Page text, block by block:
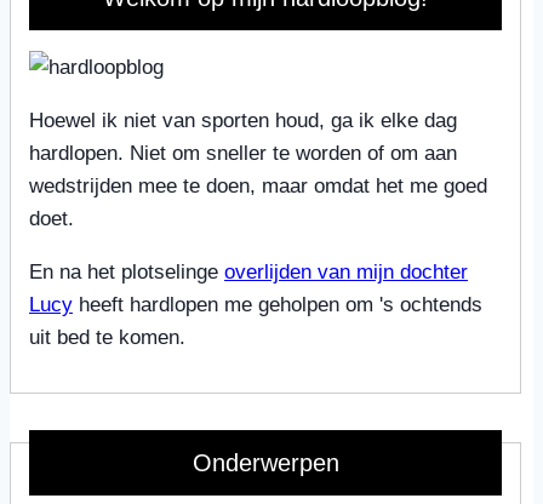
Hoewel ik niet van sporten houd, ga ik elke dag
hardlopen. Niet om sneller te worden of om aan
wedstrijden mee te doen, maar omdat het me goed
doet.
En na het plotselinge overlijden van mijn dochter
Lucy heeft hardlopen me geholpen om 's ochtends
uit bed te komen.
Onderwerpen